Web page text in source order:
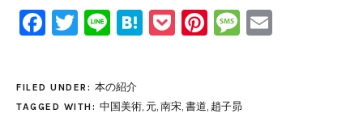
Facebook
Twitter
LineHatena
Pocket
Pinterest
Message
FILED UNDER: 本の紹介
TAGGED WITH: 中国美術, 元, 南宋, 書道, 趙子昴